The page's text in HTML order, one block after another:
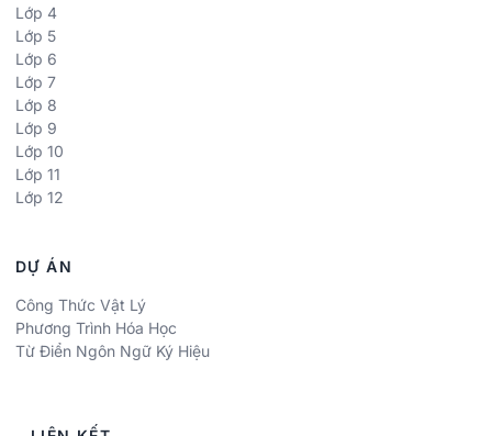
Lớp 4
Lớp 5
Lớp 6
Lớp 7
Lớp 8
Lớp 9
Lớp 10
Lớp 11
Lớp 12
DỰ ÁN
Công Thức Vật Lý
Phương Trình Hóa Học
Từ Điển Ngôn Ngữ Ký Hiệu